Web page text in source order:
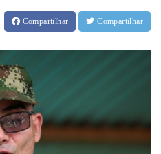
Compartilhar Compartilhar